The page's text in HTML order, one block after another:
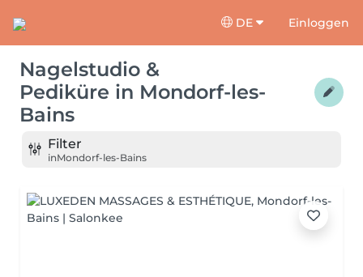
DE Einloggen
Nagelstudio &
Pediküre in Mondorf-les-
Bains
Filter
inMondorf-les-Bains